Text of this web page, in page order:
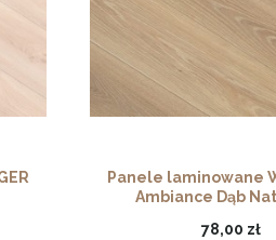
Panele laminowane
Ambiance Dąb
78,00 zł